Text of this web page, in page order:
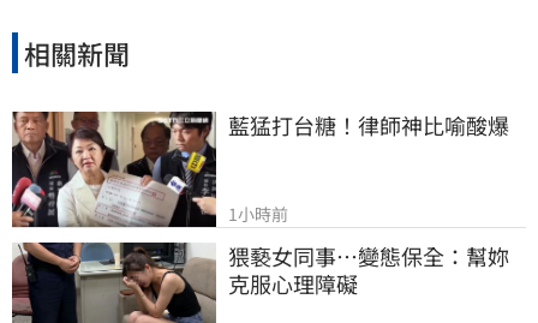
相關新聞
藍猛打台糖！律師神比喻酸爆
1小時前
猥褻女同事…變態保全：幫妳
克服心理障礙